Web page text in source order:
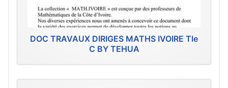
DOC TRAVAUX DIRIGES MATHS IVOIRE Tle
C BY TEHUA